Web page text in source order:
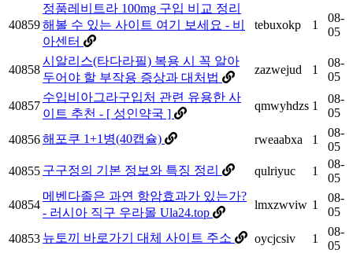
40859
정품레비트라 100mg 구입 비교 정리
해볼 수 있는 사이트 여기 보세요 - 비
아센터
tebuxokp 1
08-
05
40858
시알리스(타다라필) 복용 시 꼭 알아
두어야 할 부작용 증상과 대처법
zazwejud 1
08-
05
40857
수입비아그라구입처 관련 유용한 사
이트 추천 - [ 성인약국 ]
qmwyhdzs 1
08-
05
40856해포쿠 1+1병(40캡슐) rweaabxa 1
08-
05
40855 구구정의 기본 정보와 특징 정리 qulriyuc 1
08-
05
40854
메벤다졸은 과연 항암효과가 있는가?
- 러시아 직구 우라몰 Ula24.top
lmxzwviw 1
08-
05
40853 뉴토끼 바로가기 대체 사이트 주소 oycjcsiv 1
08-
05